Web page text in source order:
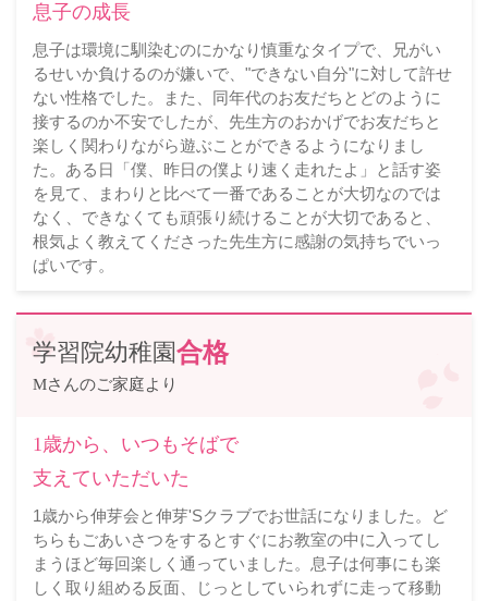
息子の成長
息子は環境に馴染むのにかなり慎重なタイプで、兄がい
るせいか負けるのが嫌いで、"できない自分"に対して許せ
ない性格でした。また、同年代のお友だちとどのように
接するのか不安でしたが、先生方のおかげでお友だちと
楽しく関わりながら遊ぶことができるようになりまし
た。ある日「僕、昨日の僕より速く走れたよ」と話す姿
を見て、まわりと比べて一番であることが大切なのでは
なく、できなくても頑張り続けることが大切であると、
根気よく教えてくださった先生方に感謝の気持ちでいっ
ぱいです。
学習院幼稚園合格
Mさんのご家庭より
1歳から、いつもそばで
支えていただいた
1歳から伸芽会と伸芽'Sクラブでお世話になりました。ど
ちらもごあいさつをするとすぐにお教室の中に入ってし
まうほど毎回楽しく通っていました。息子は何事にも楽
しく取り組める反面、じっとしていられずに走って移動